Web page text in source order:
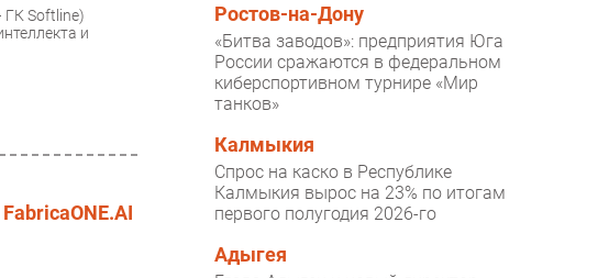
ГК Softline)
и
Ростов-на-Дону
«Битва заводов»: предприятия Юга
России сражаются в федеральном
киберспортивном турнире «Мир
танков»
Калмыкия
Спрос на каско в Республике
Калмыкия вырос на 23% по итогам
первого полугодия 2026-го
Адыгея